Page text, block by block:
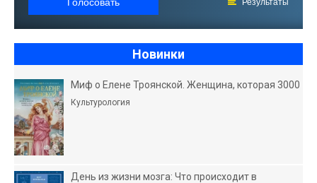
Новинки
Миф о Елене Троянской. Женщина, которая 3000
Культурология
День из жизни мозга: Что происходит в